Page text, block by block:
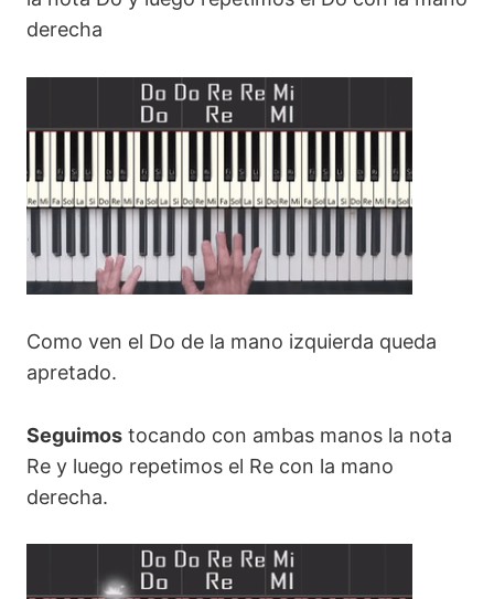
derecha
Como ven el Do de la mano izquierda queda
apretado.
Seguimos tocando con ambas manos la nota
Re y luego repetimos el Re con la mano
derecha.